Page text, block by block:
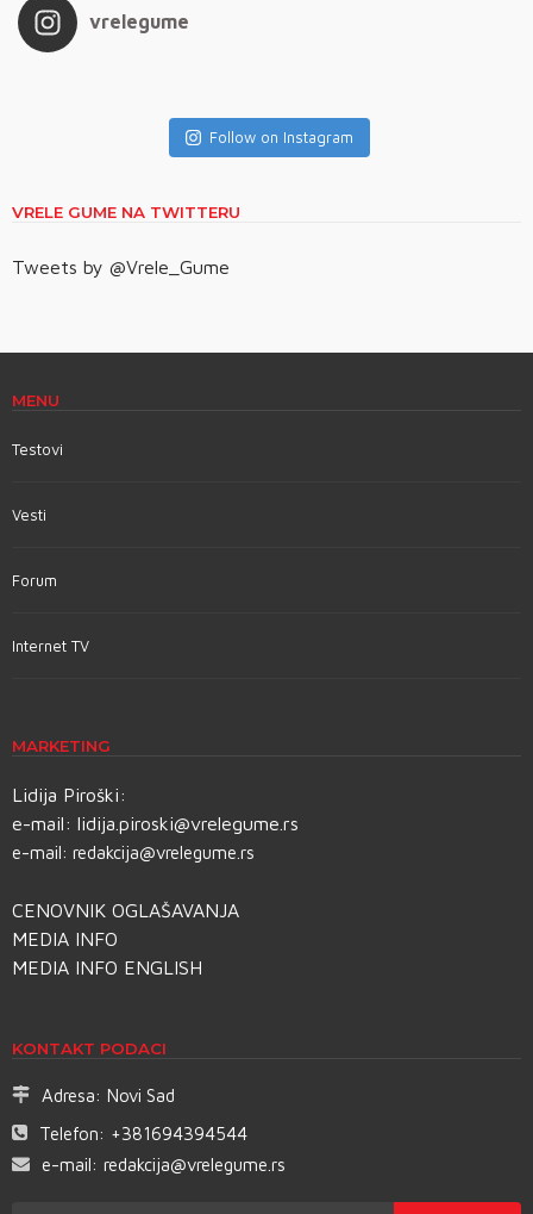
vrelegume
Follow on Instagram
VRELE GUME NA TWITTERU
Tweets by @Vrele_Gume
MENU
Testovi
Vesti
Forum
Internet TV
MARKETING
Lidija Piroški:
e-mail: lidija.piroski@vrelegume.rs
e-mail: redakcija@vrelegume.rs
CENOVNIK OGLAŠAVANJA
MEDIA INFO
MEDIA INFO ENGLISH
KONTAKT PODACI
Adresa: Novi Sad
Telefon: +381694394544
e-mail: redakcija@vrelegume.rs